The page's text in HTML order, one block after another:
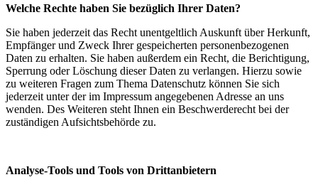
Welche Rechte haben Sie bezüglich Ihrer Daten?
Sie haben jederzeit das Recht unentgeltlich Auskunft über Herkunft,
Empfänger und Zweck Ihrer gespeicherten personenbezogenen
Daten zu erhalten. Sie haben außerdem ein Recht, die Berichtigung,
Sperrung oder Löschung dieser Daten zu verlangen. Hierzu sowie
zu weiteren Fragen zum Thema Datenschutz können Sie sich
jederzeit unter der im Impressum angegebenen Adresse an uns
wenden. Des Weiteren steht Ihnen ein Beschwerderecht bei der
zuständigen Aufsichtsbehörde zu.
Analyse-Tools und Tools von Drittanbietern